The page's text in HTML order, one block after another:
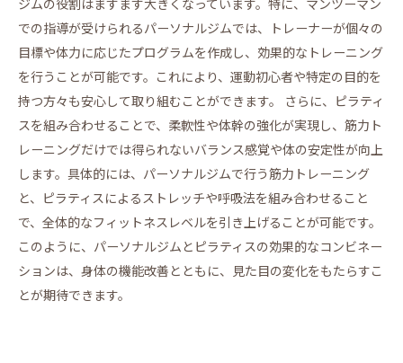
ジムの役割はますます大きくなっています。特に、マンツーマン
での指導が受けられるパーソナルジムでは、トレーナーが個々の
目標や体力に応じたプログラムを作成し、効果的なトレーニング
を行うことが可能です。これにより、運動初心者や特定の目的を
持つ方々も安心して取り組むことができます。 さらに、ピラティ
スを組み合わせることで、柔軟性や体幹の強化が実現し、筋力ト
レーニングだけでは得られないバランス感覚や体の安定性が向上
します。具体的には、パーソナルジムで行う筋力トレーニング
と、ピラティスによるストレッチや呼吸法を組み合わせること
で、全体的なフィットネスレベルを引き上げることが可能です。
このように、パーソナルジムとピラティスの効果的なコンビネー
ションは、身体の機能改善とともに、見た目の変化をもたらすこ
とが期待できます。